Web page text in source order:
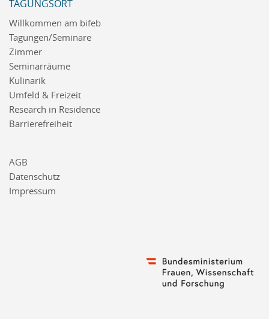
TAGUNGSORT
Willkommen am bifeb
Tagungen/Seminare
Zimmer
Seminarräume
Kulinarik
Umfeld & Freizeit
Research in Residence
Barrierefreiheit
AGB
Datenschutz
Impressum